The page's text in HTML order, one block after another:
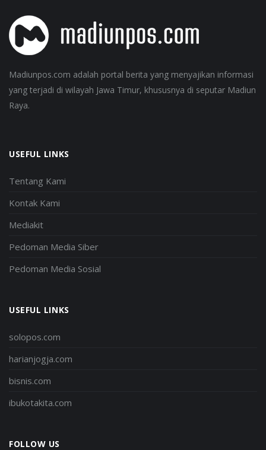
Madiunpos.com adalah portal berita yang menyajikan informasi
yang terjadi di wilayah Jawa Timur, khususnya di seputar Madiun
Raya.
USEFUL LINKS
Tentang Kami
Kontak Kami
Mediakit
Pedoman Media Siber
Pedoman Media Sosial
USEFUL LINKS
solopos.com
harianjogja.com
bisnis.com
ibukotakita.com
FOLLOW US